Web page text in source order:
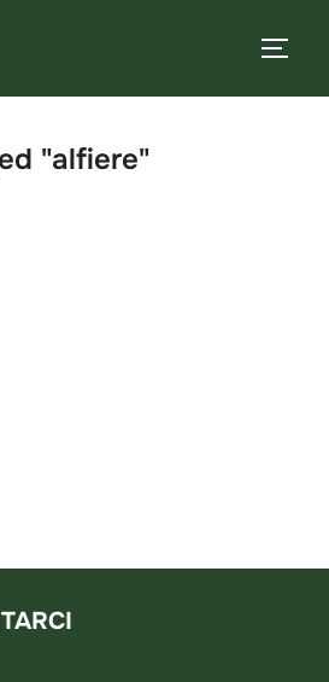
"alfiere"